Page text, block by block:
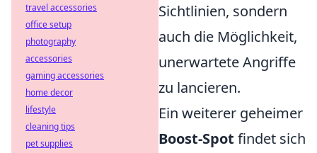
Sichtlinien, sondern
auch die Möglichkeit,
unerwartete Angriffe
zu lancieren.
Ein weiterer geheimer
Boost-Spot findet sich
travel accessories
office setup
photography
accessories
gaming accessories
home decor
lifestyle
cleaning tips
pet supplies